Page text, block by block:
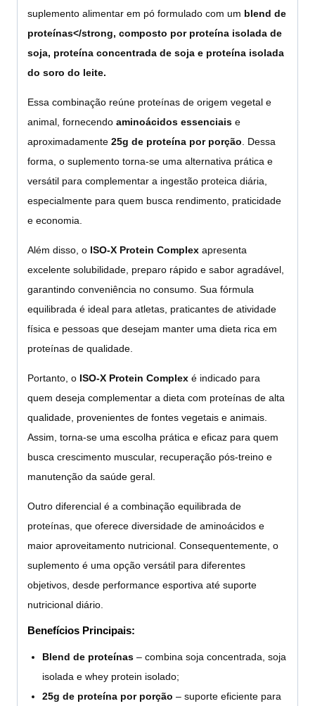
suplemento alimentar em pó formulado com um blend de
proteínas</strong, composto por proteína isolada de
soja, proteína concentrada de soja e proteína isolada
do soro do leite.
Essa combinação reúne proteínas de origem vegetal e
animal, fornecendo aminoácidos essenciais e
aproximadamente 25g de proteína por porção . Dessa
forma, o suplemento torna-se uma alternativa prática e
versátil para complementar a ingestão proteica diária,
especialmente para quem busca rendimento, praticidade
e economia.
Além disso, o ISO-X Protein Complex apresenta
excelente solubilidade, preparo rápido e sabor agradável,
garantindo conveniência no consumo. Sua fórmula
equilibrada é ideal para atletas, praticantes de atividade
física e pessoas que desejam manter uma dieta rica em
proteínas de qualidade.
Portanto, o ISO-X Protein Complex é indicado para
quem deseja complementar a dieta com proteínas de alta
qualidade, provenientes de fontes vegetais e animais.
Assim, torna-se uma escolha prática e eficaz para quem
busca crescimento muscular, recuperação pós-treino e
manutenção da saúde geral.
Outro diferencial é a combinação equilibrada de
proteínas, que oferece diversidade de aminoácidos e
maior aproveitamento nutricional. Consequentemente, o
suplemento é uma opção versátil para diferentes
objetivos, desde performance esportiva até suporte
nutricional diário.
Benefícios Principais:
Blend de proteínas – combina soja concentrada, soja
isolada e whey protein isolado;
25g de proteína por porção – suporte eficiente para